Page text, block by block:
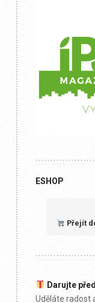
ESHOP
Přejít
Darujte
Uděláte radost